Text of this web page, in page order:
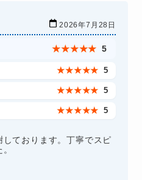
2026年7月28日
★★★★★ 5
★★★★★ 5
★★★★★ 5
★★★★★ 5
ております。丁寧でスピ